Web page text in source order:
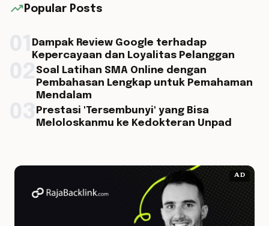
trending_up Popular Posts
Dampak Review Google terhadap
Kepercayaan dan Loyalitas Pelanggan
Soal Latihan SMA Online dengan
Pembahasan Lengkap untuk Pemahaman
Mendalam
Prestasi 'Tersembunyi' yang Bisa
Meloloskanmu ke Kedokteran Unpad
AD